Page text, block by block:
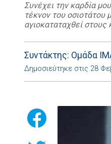
Συνέχει την καρδία
τέκνον του οσιοτάτου
αγιοκαταταχθεί στους
Συντάκτης: Ομάδα
Δημοσιεύτηκε στις 28